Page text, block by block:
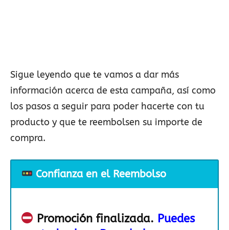
Sigue leyendo que te vamos a dar más
información acerca de esta campaña, así como
los pasos a seguir para poder hacerte con tu
producto y que te reembolsen su importe de
compra.
Confianza en el Reembolso
Promoción finalizada. Puedes